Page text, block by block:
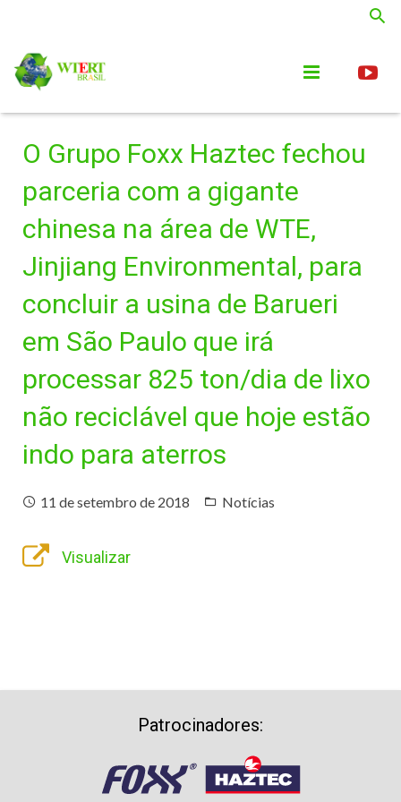
Notícias
Publicações
Parceiros
Links
SOFOS
Cadastre-se
Contato
O Grupo Foxx Haztec fechou
parceria com a gigante
chinesa na área de WTE,
Jinjiang Environmental, para
concluir a usina de Barueri
em São Paulo que irá
processar 825 ton/dia de lixo
não reciclável que hoje estão
indo para aterros
11 de setembro de 2018 Notícias
Visualizar
Patrocinadores: